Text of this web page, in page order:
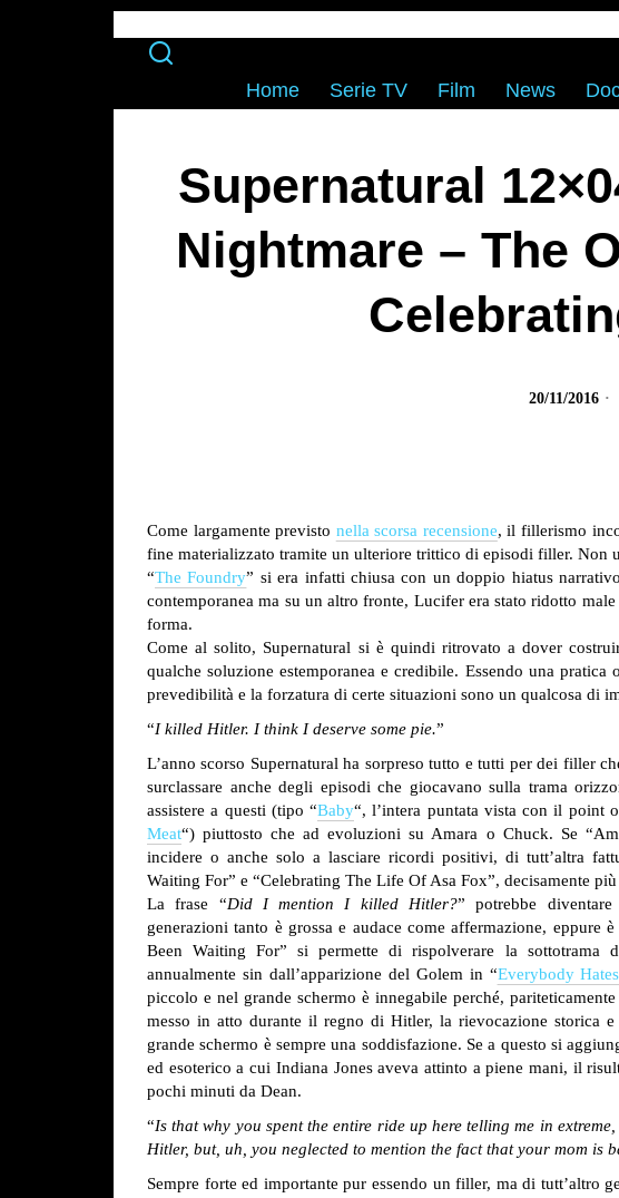
Home Serie TV Film News
Supernatural
Nightmare – The
20/11/2016
Come largamente previsto nella scorsa recensione, il fillerismo
fine materializzato tramite un ulteriore trittico di episodi filler. Non
“The Foundry” si era infatti chiusa con un doppio hiatus
contemporanea ma su un altro fronte, Lucifer era stato ridotto
forma.
Come al solito, Supernatural si è quindi ritrovato a dover
qualche soluzione estemporanea e credibile. Essendo una
prevedibilità e la forzatura di certe situazioni sono un qualcosa di
“I killed Hitler. I think I deserve some pie.”
L’anno scorso Supernatural ha sorpreso tutto e tutti per dei filler
surclassare anche degli episodi che giocavano sulla trama
assistere a questi (tipo “Baby“, l’intera puntata vista con il point
Meat“) piuttosto che ad evoluzioni su Amara o Chuck. Se
incidere o anche solo a lasciare ricordi positivi, di tutt’altra
Waiting For” e “Celebrating The Life Of Asa Fox”, decisamente
La frase “Did I mention I killed Hitler?” potrebbe
generazioni tanto è grossa e audace come affermazione, eppure
Been Waiting For” si permette di rispolverare la sottotrama
annualmente sin dall’apparizione del Golem in “Everybody
piccolo e nel grande schermo è innegabile perché,
messo in atto durante il regno di Hitler, la rievocazione storica
grande schermo è sempre una soddisfazione. Se a questo si
ed esoterico a cui Indiana Jones aveva attinto a piene mani, il
pochi minuti da Dean.
“Is that why you spent the entire ride up here telling me in
Hitler, but, uh, you neglected to mention the fact that your mom is
Sempre forte ed importante pur essendo un filler, ma di tutt’altro